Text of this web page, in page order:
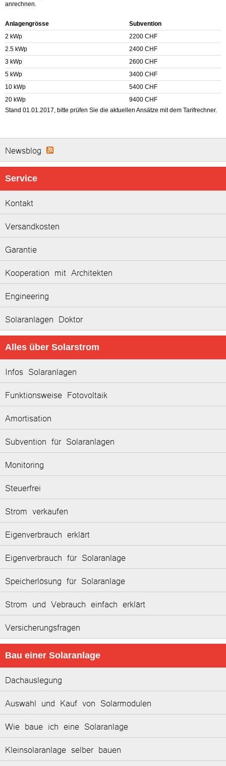
anrechnen.
Anlagengrösse
Subvention
2 kWp
2200 CHF
2.5 kWp
2400 CHF
3 kWp
2600 CHF
5 kWp
3400 CHF
10 kWp
5400 CHF
20 kWp
9400 CHF
Stand 01.01.2017, bitte prüfen Sie die aktuellen Ansätze mit dem Tarifrechner.
Newsblog
Service
Kontakt
Versandkosten
Garantie
Kooperation mit Architekten
Engineering
Solaranlagen Doktor
Alles über Solarstrom
Infos Solaranlagen
Funktionsweise Fotovoltaik
Amortisation
Subvention für Solaranlagen
Monitoring
Steuerfrei
Strom verkaufen
Eigenverbrauch erklärt
Eigenverbrauch für Solaranlage
Speicherlösung für Solaranlage
Strom und Vebrauch einfach erklärt
Versicherungsfragen
Bau einer Solaranlage
Dachauslegung
Auswahl und Kauf von Solarmodulen
Wie baue ich eine Solaranlage
Kleinsolaranlage selber bauen